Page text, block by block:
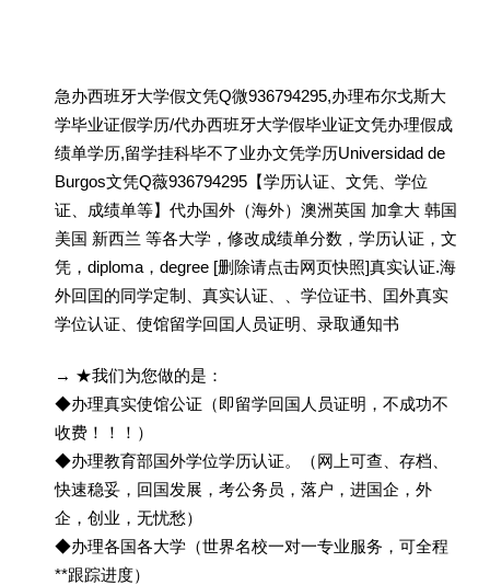
急办西班牙大学假文凭Q微936794295,办理布尔戈斯大
学毕业证假学历/代办西班牙大学假毕业证文凭办理假成
绩单学历,留学挂科毕不了业办文凭学历Universidad de
Burgos文凭Q薇936794295【学历认证、文凭、学位
证、成绩单等】代办国外（海外）澳洲英国 加拿大 韩国
美国 新西兰 等各大学，修改成绩单分数，学历认证，文
凭，diploma，degree [删除请点击网页快照]真实认证.海
外回囯的同学定制、真实认证、、学位证书、囯外真实
学位认证、使馆留学回囯人员证明、录取通知书
→ ★我们为您做的是：
◆办理真实使馆公证（即留学回国人员证明，不成功不
收费！！！）
◆办理教育部国外学位学历认证。（网上可查、存档、
快速稳妥，回国发展，考公务员，落户，进国企，外
企，创业，无忧愁）
◆办理各国各大学（世界名校一对一专业服务，可全程
**跟踪进度）